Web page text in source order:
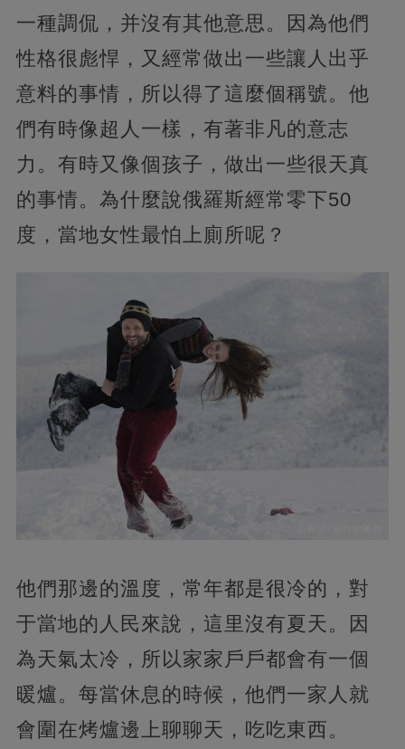
一種調侃，并沒有其他意思。因為他們
性格很彪悍，又經常做出一些讓人出乎
意料的事情，所以得了這麼個稱號。他
們有時像超人一樣，有著非凡的意志
力。有時又像個孩子，做出一些很天真
的事情。為什麼說俄羅斯經常零下50
度，當地女性最怕上廁所呢？
他們那邊的溫度，常年都是很冷的，對
于當地的人民來說，這里沒有夏天。因
為天氣太冷，所以家家戶戶都會有一個
暖爐。每當休息的時候，他們一家人就
會圍在烤爐邊上聊聊天，吃吃東西。